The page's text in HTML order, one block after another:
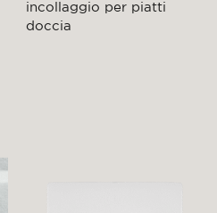
incollaggio per piatti
doccia